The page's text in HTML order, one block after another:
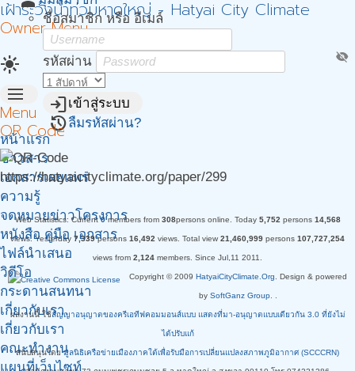
เฝ้าระวังน้ำท่วมหาดใหญ่ - Hatyai City Climate
Owner Menu
light_mode
ชื่อสมาชิก หรือ อีเมล์
รหัสผ่าน visibility_off
loginเข้าสู่ระบบ
restoreลืมรหัสผ่าน?
menu
Menu
หน้าแรก
ข่าวสาร
เอกสารเผยแพร่
ความรู้
จดหมายข่าวโครงการ
หนังสือ คู่มือ เอกสาร
ไฟล์นำเสนอ
วิดีโอ
กระดานสนทนา
เกี่ยวกับเรา.
เกี่ยวกับเรา
คณะทำงาน
แผนที่เว็บไซท์
QR Code
https://hatyaicityclimate.org/paper/299
Web Statistics:Current0members from 308persons online. Today 5,752 persons 14,568
views.Yesterday 7,339persons 16,492 views. Total view 21,460,999 persons 107,727,254
views from 2,124 members. Since Jul,11 2011.
Copyright © 2009 HatyaiCityClimate.Org . Design & powered
by SoftGanz Group.
ผลงานนี้ ใช้สัญญาอนุญาตของครีเอทีฟคอมมอนส์แบบ แสดงที่มา-อนุญาตแบบเดียวกัน 3.0 ที่ยังไม่
ได้ปรับแก้
สนับสนุนโดยมูลนิธิเครือข่ายเมืองภาคใต้เพื่อรับมือการเปลี่ยนแปลงสภาพภูมิอากาศ (SCCCRN)